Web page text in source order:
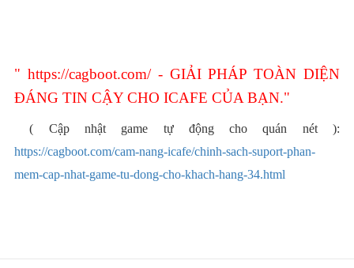
" https://cagboot.com/- GIẢI PHÁP TOÀN DIỆN
ĐÁNG TIN CẬY CHO ICAFE CỦA BẠN."
( Cập nhật game tự động cho quán nét ):
https://cagboot.com/cam-nang-icafe/chinh-sach-suport-phan-
mem-cap-nhat-game-tu-dong-cho-khach-hang-34.html